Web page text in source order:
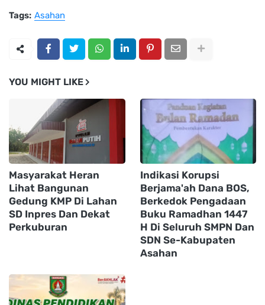
Tags: Asahan
YOU MIGHT LIKE
Masyarakat Heran
Lihat Bangunan
Gedung KMP Di Lahan
SD Inpres Dan Dekat
Perkuburan
Indikasi Korupsi
Berjama'ah Dana BOS,
Berkedok Pengadaan
Buku Ramadhan 1447
H Di Seluruh SMPN Dan
SDN Se-Kabupaten
Asahan